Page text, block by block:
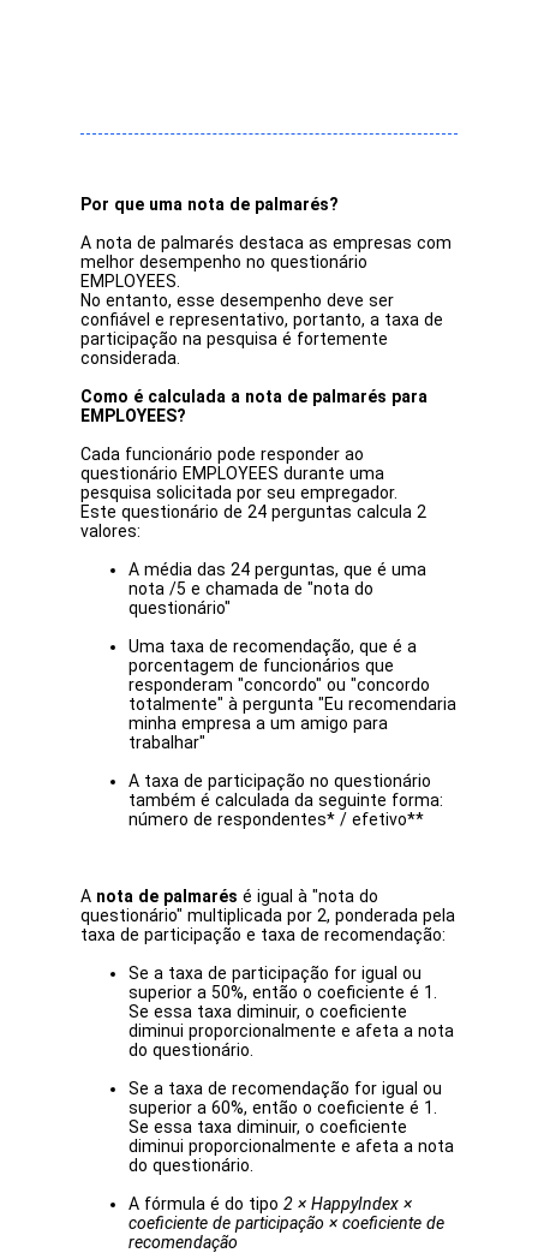
Por que uma nota de palmarés?
A nota de palmarés destaca as empresas com
melhor desempenho no questionário
EMPLOYEES.
No entanto, esse desempenho deve ser
confiável e representativo, portanto, a taxa de
participação na pesquisa é fortemente
considerada.
Como é calculada a nota de palmarés para
EMPLOYEES?
Cada funcionário pode responder ao
questionário EMPLOYEES durante uma
pesquisa solicitada por seu empregador.
Este questionário de 24 perguntas calcula 2
valores:
A média das 24 perguntas, que é uma
nota /5 e chamada de "nota do
questionário"
Uma taxa de recomendação, que é a
porcentagem de funcionários que
responderam "concordo" ou "concordo
totalmente" à pergunta "Eu recomendaria
minha empresa a um amigo para
trabalhar"
A taxa de participação no questionário
também é calculada da seguinte forma:
número de respondentes* / efetivo**
A nota de palmarés é igual à "nota do
questionário" multiplicada por 2, ponderada pela
taxa de participação e taxa de recomendação:
Se a taxa de participação for igual ou
superior a 50%, então o coeficiente é 1.
Se essa taxa diminuir, o coeficiente
diminui proporcionalmente e afeta a nota
do questionário.
Se a taxa de recomendação for igual ou
superior a 60%, então o coeficiente é 1.
Se essa taxa diminuir, o coeficiente
diminui proporcionalmente e afeta a nota
do questionário.
A fórmula é do tipo2 × HappyIndex ×
coeficiente de participação × coeficiente de
recomendação